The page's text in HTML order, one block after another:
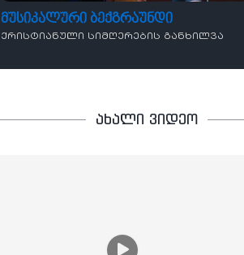
მუსიკალური ბექგრაუნდი
ქრისტიანული სიმღერების განხილვა
ახალი ვიდეო